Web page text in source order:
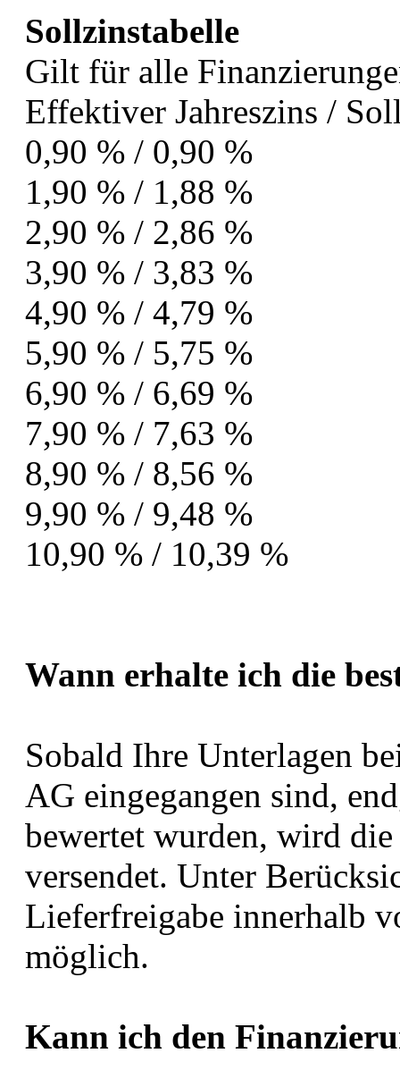
Sollzinstabelle
Gilt für alle
Effektiver Jahreszins /
0,90 % / 0,90 %
1,90 % / 1,88 %
2,90 % / 2,86 %
3,90 % / 3,83 %
4,90 % / 4,79 %
5,90 % / 5,75 %
6,90 % / 6,69 %
7,90 % / 7,63 %
8,90 % / 8,56 %
9,90 % / 9,48 %
10,90 % / 10,39 %
Wann erhalte ich die
Sobald Ihre Unterlagen
AG eingegangen sind,
bewertet wurden, wird
versendet. Unter
Lieferfreigabe innerhalb
möglich.
Kann ich den